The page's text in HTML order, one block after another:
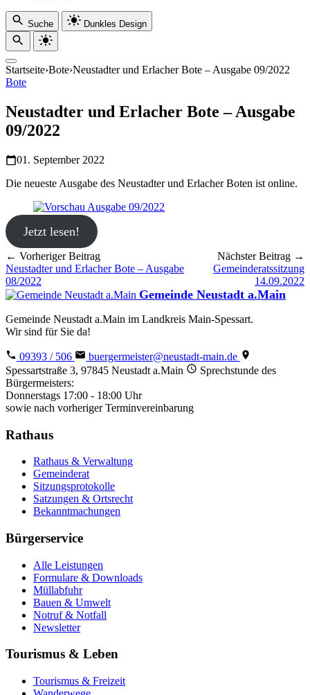
Suche Dunkles Design
Startseite›Bote›Neustadter und Erlacher Bote – Ausgabe 09/2022
Bote
Neustadter und Erlacher Bote – Ausgabe
09/2022
01. September 2022
Die neueste Ausgabe des Neustadter und Erlacher Boten ist online.
Jetzt lesen!
← Vorheriger Beitrag
Neustadter und Erlacher Bote – Ausgabe
08/2022
Nächster Beitrag →
Gemeinderatssitzung
14.09.2022
Gemeinde Neustadt a.Main
Gemeinde Neustadt a.Main im Landkreis Main-Spessart.
Wir sind für Sie da!
09393 / 506
buergermeister@neustadt-main.de
Spessartstraße 3, 97845 Neustadt a.Main
Sprechstunde des
Bürgermeisters:
Donnerstags 17:00 - 18:00 Uhr
sowie nach vorheriger Terminvereinbarung
Rathaus
Rathaus & Verwaltung
Gemeinderat
Sitzungsprotokolle
Satzungen & Ortsrecht
Bekanntmachungen
Bürgerservice
Alle Leistungen
Formulare & Downloads
Müllabfuhr
Bauen & Umwelt
Notruf & Notfall
Newsletter
Tourismus & Leben
Tourismus & Freizeit